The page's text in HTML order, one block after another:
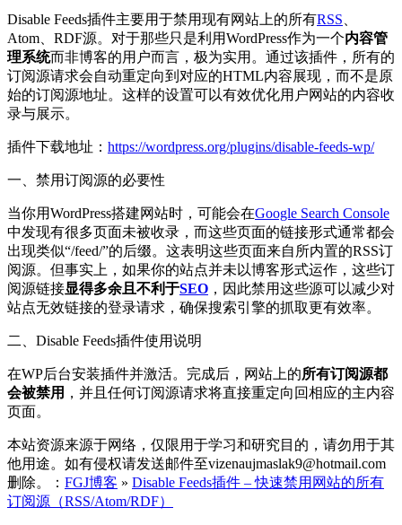
Disable Feeds插件主要用于禁用现有网站上的所有RSS
Atom、RDF源。对于那些只是利用WordPress作为一个内容管
理系统而非博客的用户而言，极为实用。通过该插件，所有的
订阅源请求会自动重定向到对应的HTML内容展现，而不是原
始的订阅源地址。这样的设置可以有效优化用户网站的内容收
录与展示。
插件下载地址： https://wordpress.org/plugins/disable-feeds-wp/
一、禁用订阅源的必要性
当你用WordPress搭建网站时，可能会在Google Search Console
中发现有很多页面未被收录，而这些页面的链接形式通常都会
出现类似“/feed/”的后缀。这表明这些页面来自所内置的RSS订
阅源。但事实上，如果你的站点并未以博客形式运作，这些订
阅源链接显得多余且不利于SEO ，因此禁用这些源可以减少对
站点无效链接的登录请求，确保搜索引擎的抓取更有效率。
二、Disable Feeds插件使用说明
在WP后台安装插件并激活。完成后，网站上的所有订阅源都
会被禁用 ，并且任何订阅源请求将直接重定向回相应的主内容
页面。
本站资源来源于网络，仅限用于学习和研究目的，请勿用于其
他用途。如有侵权请发送邮件至vizenaujmaslak9@hotmail.com
删除。： FGJ博客 » Disable Feeds插件 – 快速禁用网站的所有
订阅源（RSS/Atom/RDF）